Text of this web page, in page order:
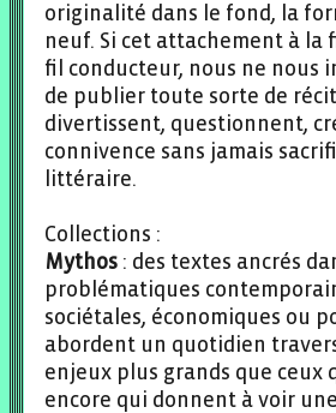
originalité dans le fond, la
neuf. Si cet attachement à la
fil conducteur, nous ne nous
de publier toute sorte de
divertissent, questionnent,
connivence sans jamais
littéraire.
Collections :
Mythos : des textes ancrés
problématiques
sociétales, économiques ou
abordent un quotidien
enjeux plus grands que ceux
encore qui donnent à voir